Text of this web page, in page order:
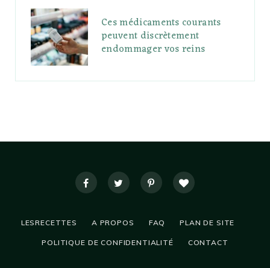
Ces médicaments courants
peuvent discrètement
endommager vos reins
LESRECETTES A PROPOS FAQ PLAN DE SITE
POLITIQUE DE CONFIDENTIALITÉ CONTACT